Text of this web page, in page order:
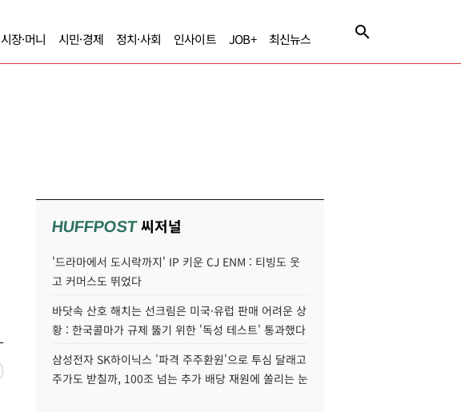
시장·머니 시민·경제 정치·사회 인사이트 JOB+ 최신뉴스
HUFFPOST씨저널
'드라마에서 도시락까지' IP 키운 CJ ENM : 티빙도 웃
고 커머스도 뛰었다
바닷속 산호 해치는 선크림은 미국·유럽 판매 어려운 상
황 : 한국콜마가 규제 뚫기 위한 '독성 테스트' 통과했다
삼성전자 SK하이닉스 '파격 주주환원'으로 투심 달래고
주가도 받칠까, 100조 넘는 추가 배당 재원에 쏠리는 눈